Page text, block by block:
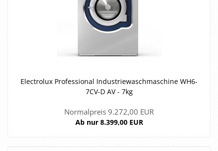
Elec­tro­lux Pro­fes­sio­nal In­dus­trie­wasch­ma­schi­ne WH6-​
7CV-D AV - 7kg
Normalpreis 9.272,00 EUR
Ab nur 8.399,00 EUR